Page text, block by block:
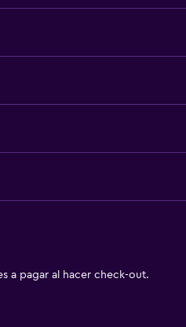
a pagar al hacer check-out.